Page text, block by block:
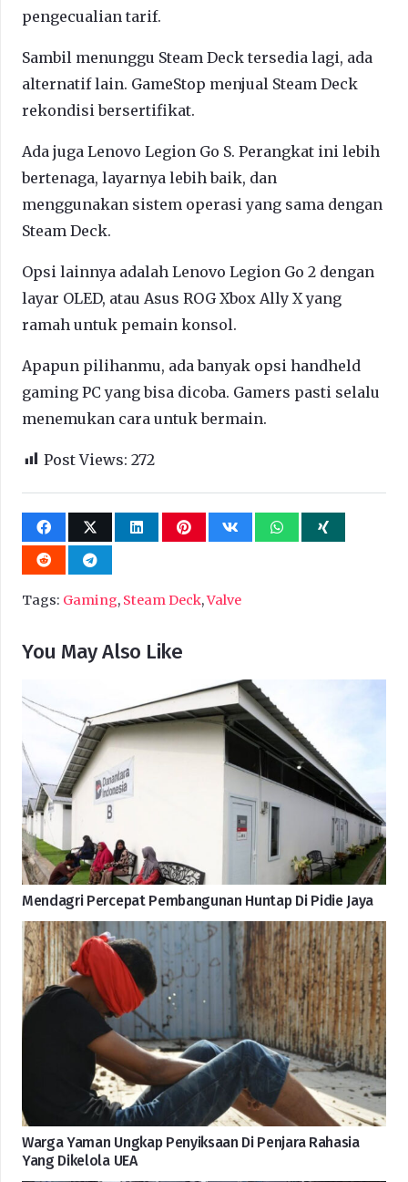
pengecualian tarif.
Sambil menunggu Steam Deck tersedia lagi, ada
alternatif lain. GameStop menjual Steam Deck
rekondisi bersertifikat.
Ada juga Lenovo Legion Go S. Perangkat ini lebih
bertenaga, layarnya lebih baik, dan
menggunakan sistem operasi yang sama dengan
Steam Deck.
Opsi lainnya adalah Lenovo Legion Go 2 dengan
layar OLED, atau Asus ROG Xbox Ally X yang
ramah untuk pemain konsol.
Apapun pilihanmu, ada banyak opsi handheld
gaming PC yang bisa dicoba. Gamers pasti selalu
menemukan cara untuk bermain.
Post Views: 272
Tags: Gaming, Steam Deck,Valve
You May Also Like
Mendagri Percepat Pembangunan Huntap Di Pidie Jaya
Warga Yaman Ungkap Penyiksaan Di Penjara Rahasia
Yang Dikelola UEA